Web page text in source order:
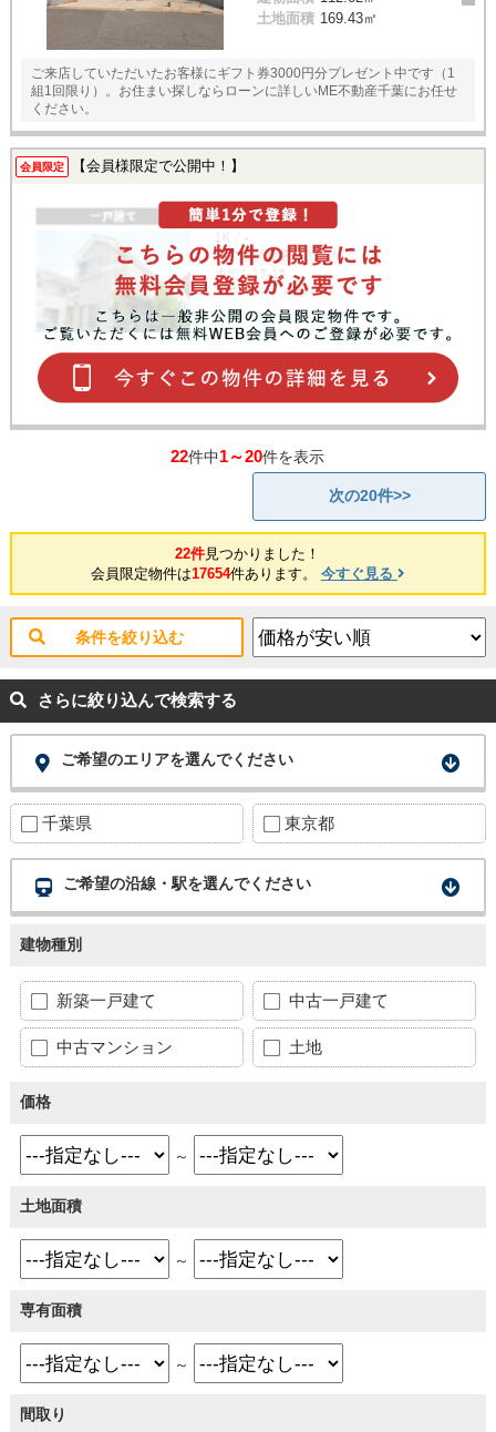
土地面積 169.43㎡
ご来店していただいたお客様にギフト券3000円分プレゼント中です（1
組1回限り）。お住まい探しならローンに詳しいME不動産千葉にお任せ
ください。
会員限定 【会員様限定で公開中！】
22件中1～20件を表示
次の20件>>
22件見つかりました！
会員限定物件は17654件あります。 今すぐ見る
条件を絞り込む
さらに絞り込んで検索する
ご希望のエリアを選んでください
千葉県 東京都
ご希望の沿線・駅を選んでください
建物種別
新築一戸建て 中古一戸建て
中古マンション 土地
価格
～
土地面積
～
専有面積
～
間取り